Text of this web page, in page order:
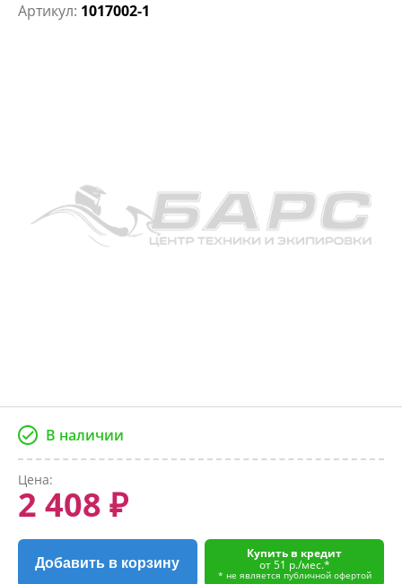
Артикул: 1017002-1
В наличии
Цена:
2 408 ₽
Добавить в корзину
Купить в кредит
от 51 р./мес.*
* не является публичной офертой